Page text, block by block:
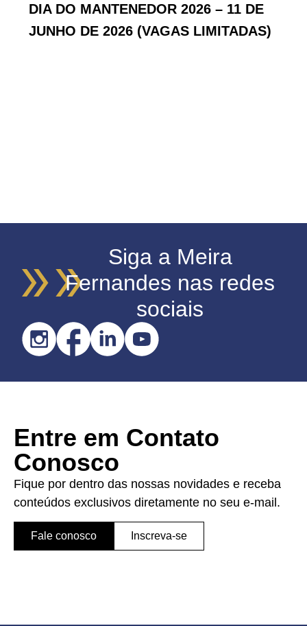
DIA DO MANTENEDOR 2026 – 11 DE
JUNHO DE 2026 (VAGAS LIMITADAS)
Siga a Meira
Fernandes nas redes
sociais
Entre em Contato
Conosco
Fique por dentro das nossas novidades e receba
conteúdos exclusivos diretamente no seu e-mail.
Fale conosco Inscreva-se